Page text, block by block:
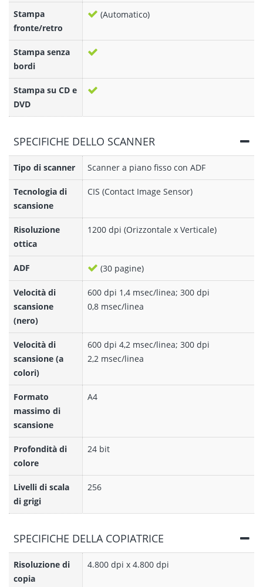
Stampa
fronte/retro
(Automatico)
Stampa senza
bordi
Stampa su CD e
DVD
SPECIFICHE DELLO SCANNER
Tipo di scanner Scanner a piano fisso con ADF
Tecnologia di
scansione
CIS (Contact Image Sensor)
Risoluzione
ottica
1200 dpi (Orizzontale x Verticale)
ADF (30 pagine)
Velocità di
scansione
(nero)
600 dpi 1,4 msec/linea; 300 dpi
0,8 msec/linea
Velocità di
scansione (a
colori)
600 dpi 4,2 msec/linea; 300 dpi
2,2 msec/linea
Formato
massimo di
scansione
A4
Profondità di
colore
24 bit
Livelli di scala
di grigi
256
SPECIFICHE DELLA COPIATRICE
Risoluzione di
copia
4.800 dpi x 4.800 dpi